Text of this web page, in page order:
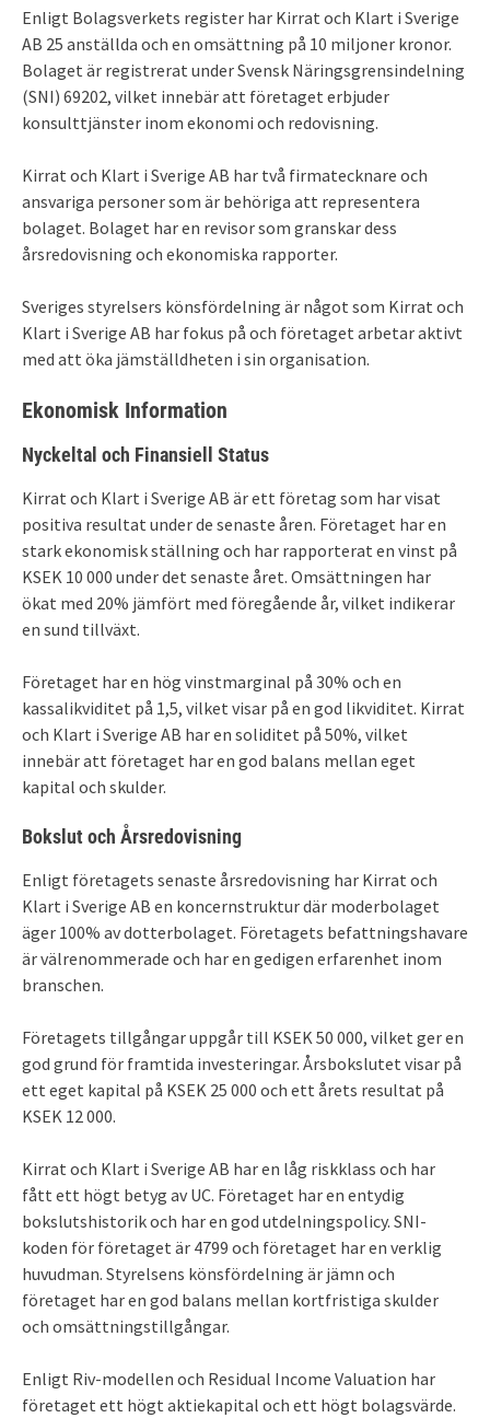
Enligt Bolagsverkets register har Kirrat och Klart i Sverige
AB 25 anställda och en omsättning på 10 miljoner kronor.
Bolaget är registrerat under Svensk Näringsgrensindelning
(SNI) 69202, vilket innebär att företaget erbjuder
konsulttjänster inom ekonomi och redovisning.
Kirrat och Klart i Sverige AB har två firmatecknare och
ansvariga personer som är behöriga att representera
bolaget. Bolaget har en revisor som granskar dess
årsredovisning och ekonomiska rapporter.
Sveriges styrelsers könsfördelning är något som Kirrat och
Klart i Sverige AB har fokus på och företaget arbetar aktivt
med att öka jämställdheten i sin organisation.
Ekonomisk Information
Nyckeltal och Finansiell Status
Kirrat och Klart i Sverige AB är ett företag som har visat
positiva resultat under de senaste åren. Företaget har en
stark ekonomisk ställning och har rapporterat en vinst på
KSEK 10 000 under det senaste året. Omsättningen har
ökat med 20% jämfört med föregående år, vilket indikerar
en sund tillväxt.
Företaget har en hög vinstmarginal på 30% och en
kassalikviditet på 1,5, vilket visar på en god likviditet. Kirrat
och Klart i Sverige AB har en soliditet på 50%, vilket
innebär att företaget har en god balans mellan eget
kapital och skulder.
Bokslut och Årsredovisning
Enligt företagets senaste årsredovisning har Kirrat och
Klart i Sverige AB en koncernstruktur där moderbolaget
äger 100% av dotterbolaget. Företagets befattningshavare
är välrenommerade och har en gedigen erfarenhet inom
branschen.
Företagets tillgångar uppgår till KSEK 50 000, vilket ger en
god grund för framtida investeringar. Årsbokslutet visar på
ett eget kapital på KSEK 25 000 och ett årets resultat på
KSEK 12 000.
Kirrat och Klart i Sverige AB har en låg riskklass och har
fått ett högt betyg av UC. Företaget har en entydig
bokslutshistorik och har en god utdelningspolicy. SNI-
koden för företaget är 4799 och företaget har en verklig
huvudman. Styrelsens könsfördelning är jämn och
företaget har en god balans mellan kortfristiga skulder
och omsättningstillgångar.
Enligt Riv-modellen och Residual Income Valuation har
företaget ett högt aktiekapital och ett högt bolagsvärde.